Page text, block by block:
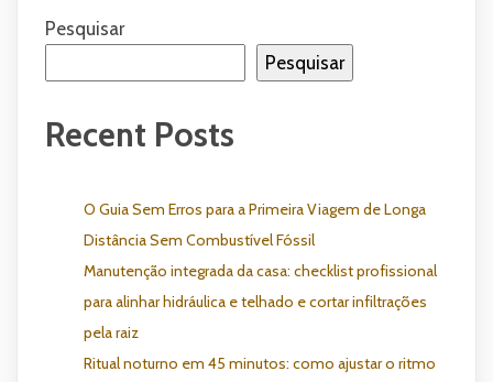
Pesquisar
Pesquisar
Recent Posts
O Guia Sem Erros para a Primeira Viagem de Longa
Distância Sem Combustível Fóssil
Manutenção integrada da casa: checklist profissional
para alinhar hidráulica e telhado e cortar infiltrações
pela raiz
Ritual noturno em 45 minutos: como ajustar o ritmo